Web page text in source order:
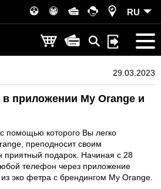
RU
29.03.2023
приложении My Orange и
помощью которого Вы легко
преподносит своим
приятный подарок. Начиная с 28
телефон через приложение
эко фетра с брендингом My Orange.